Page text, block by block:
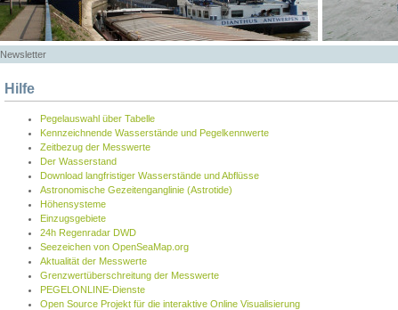
Newsletter
Hilfe
Pegelauswahl über Tabelle
Kennzeichnende Wasserstände und Pegelkennwerte
Zeitbezug der Messwerte
Der Wasserstand
Download langfristiger Wasserstände und Abflüsse
Astronomische Gezeitenganglinie (Astrotide)
Höhensysteme
Einzugsgebiete
24h Regenradar DWD
Seezeichen von OpenSeaMap.org
Aktualität der Messwerte
Grenzwertüberschreitung der Messwerte
PEGELONLINE-Dienste
Open Source Projekt für die interaktive Online Visualisierung